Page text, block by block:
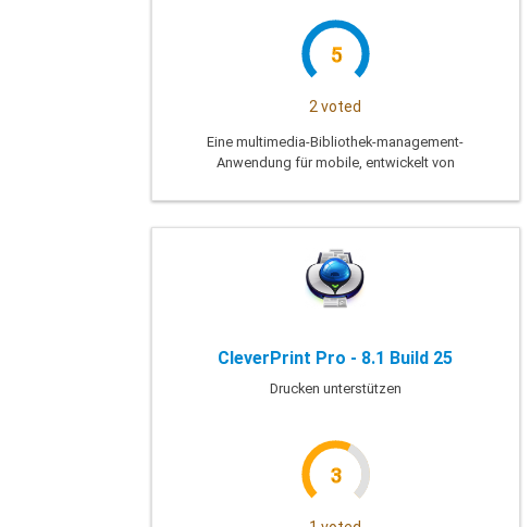
5
2 voted
Eine multimedia-Bibliothek-management-
Anwendung für mobile, entwickelt von
CleverPrint Pro - 8.1 Build 25
Drucken unterstützen
3